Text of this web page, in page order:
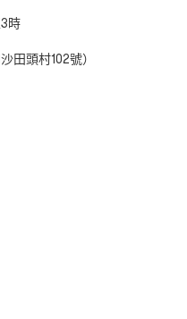
時
田頭村102號）